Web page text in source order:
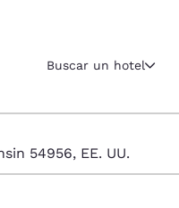
Región y
Estados
Buscar un hotel